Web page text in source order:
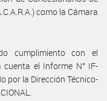
como la Cámara
cumplimiento con el
el Informe N° IF-
por la Dirección Técnico-